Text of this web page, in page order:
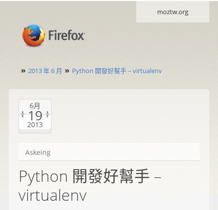
moztw.org
» 2013 年 6 月 » Python 開發好幫手 – virtualenv
6月
19
2013
Askeing
Python 開發好幫手 –
virtualenv